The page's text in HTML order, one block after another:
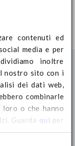
contenuti ed
media e per
inoltre
nostro sito con i
dei dati web,
combinarle
o che hanno
Guarda qui per
modificare il tuo